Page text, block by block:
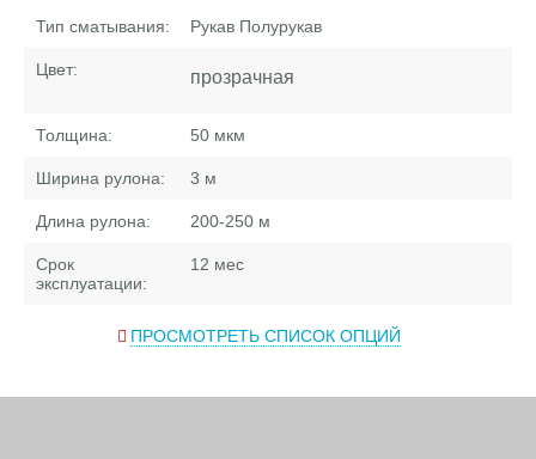
Тип сматывания: Рукав Полурукав
Цвет: прозрачная
Толщина: 50 мкм
Ширина рулона: 3 м
Длина рулона: 200-250 м
Срок
эксплуатации:
12 мес
ПРОСМОТРЕТЬ СПИСОК ОПЦИЙ